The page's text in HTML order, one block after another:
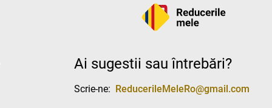
Ai sugestii sau întrebări?
Scrie-ne: ReducerileMeleRo@gmail.com